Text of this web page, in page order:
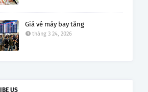
Giá vé máy bay tăng
tháng 3 24, 2026
US